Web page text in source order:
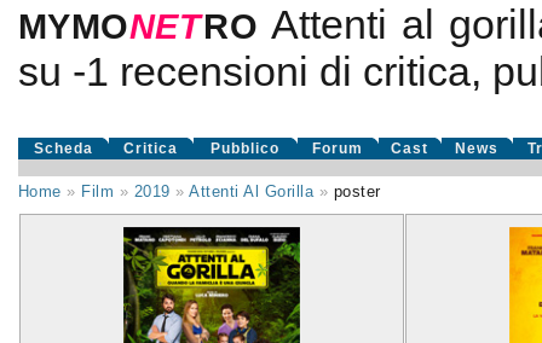
MYMONETRO Attenti al
su -1 recensioni di critica,
Scheda Critica Pubblico Forum Cast News
Home » Film » 2019 »Attenti Al Gorilla» poster